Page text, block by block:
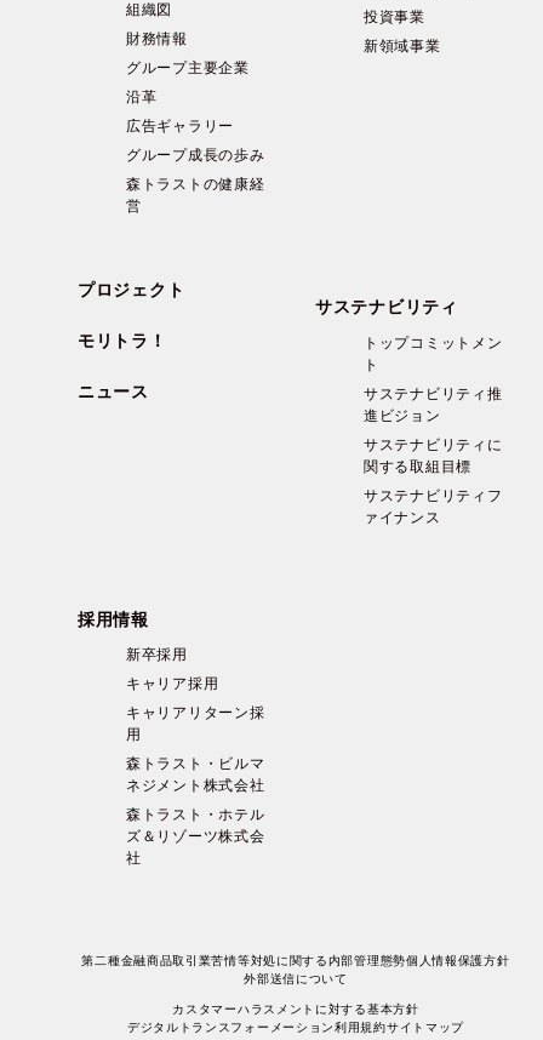
組織図
財務情報
グループ主要企業
沿革
広告ギャラリー
グループ成長の歩み
森トラストの健康経
営
投資事業
新領域事業
プロジェクト
モリトラ！
ニュース
サステナビリティ
トップコミットメン
ト
サステナビリティ推
進ビジョン
サステナビリティに
関する取組目標
サステナビリティフ
ァイナンス
採用情報
新卒採用
キャリア採用
キャリアリターン採
用
森トラスト・ビルマ
ネジメント株式会社
森トラスト・ホテル
ズ＆リゾーツ株式会
社
第二種金融商品取引業苦情等対処に関する内部管理態勢個人情報保護方針
外部送信について
カスタマーハラスメントに対する基本方針
デジタルトランスフォーメーション利用規約サイトマップ